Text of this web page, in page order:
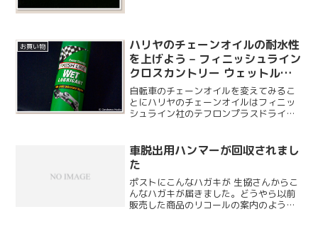
お買い物
ハリヤのチェーンオイルの耐水性
を上げよう – フィニッシュライン
クロスカントリー ウェットルー
ブ
自転車のチェーンオイルを変えてみるこ
とにハリヤのチェーンオイルはフィニッ
シュライン社のテフロンプラスドライル
上手くいきません。もう少し粘度の高い
オイルを探してみたところ...
車脱出用ハンマーが回収されまし
た
ポストにこんなハガキが 生協さんからこ
んなハガキが届きました。どうやら以前
販売した商品のリコールの案内のようで